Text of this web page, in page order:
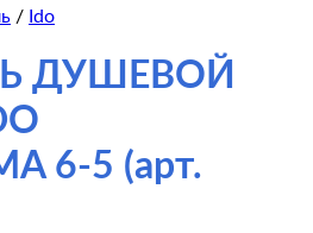
/ Ido
ДУШЕВОЙ
6-5 (арт.